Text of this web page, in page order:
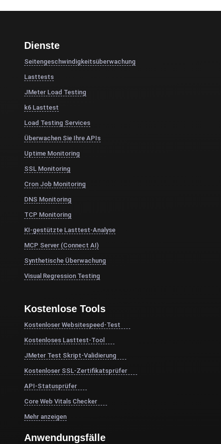
Dienste
Seitengeschwindigkeitsüberwachung
Lasttests
JMeter Load Testing
k6 Lasttest
Load Testing Services
Überwachen Sie Ihre APIs
Uptime Monitoring
SSL Monitoring
Cron Job Monitoring
DNS Monitoring
TCP Monitoring
KI-gestützte Lasttest-Analyse
MCP Server (Connect AI)
Synthetische Überwachung
Visual Regression Testing
Kostenlose Tools
Kostenloser Websitespeed-Test
Kostenloses Lasttest-Tool
JMeter Test Skript-Validierung
Kostenloser SSL-Zertifikatsprüfer
API-Statusprüfer
Core Web Vitals Checker
Mehr anzeigen
Anwendungsfälle